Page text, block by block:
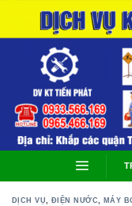
content
DỊCH VỤ,ĐIỆN NƯỚC, MÁY